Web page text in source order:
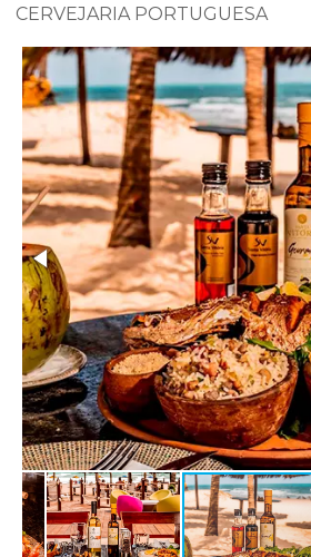
CERVEJARIA PORTUGUESA